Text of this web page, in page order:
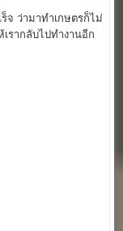
ว่ามาทำเกษตรก็ไม่
รากลับไปทำงานอีก